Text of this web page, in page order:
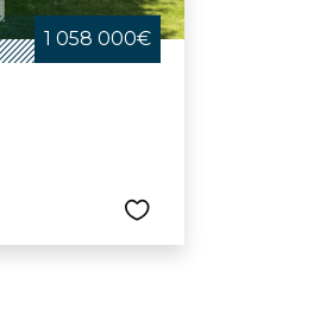
1 058 000€